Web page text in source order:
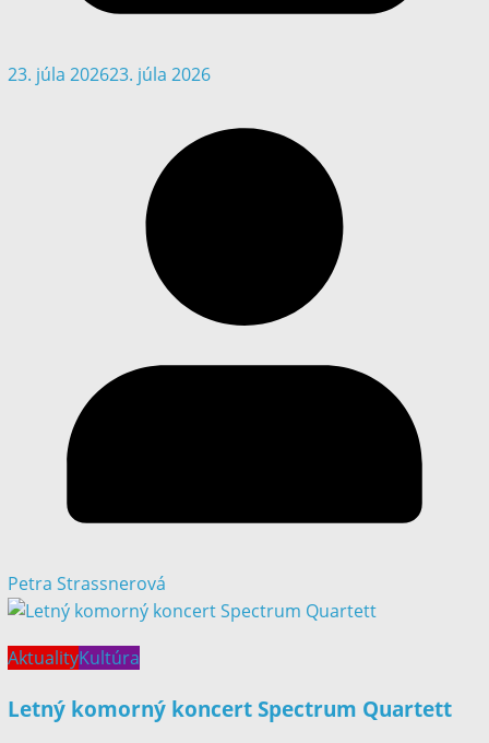
23. júla 202623. júla 2026
Petra Strassnerová
AktualityKultúra
Letný komorný koncert Spectrum Quartett